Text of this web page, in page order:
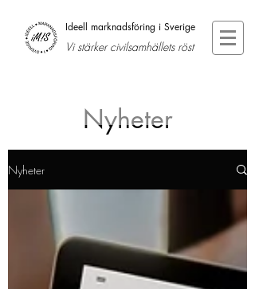
Ideell marknadsföring i Sverige
Vi stärker civilsamhällets röst
Nyheter
Nyheter